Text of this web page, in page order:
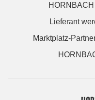
Lieferant
Marktplatz-